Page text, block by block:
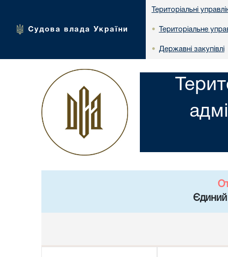
Судова влада України
Територіальні
• Територіальне
• Державні закупівлі
Єдиний